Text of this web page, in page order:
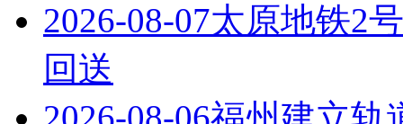
2026-08-07太原地铁2
回送